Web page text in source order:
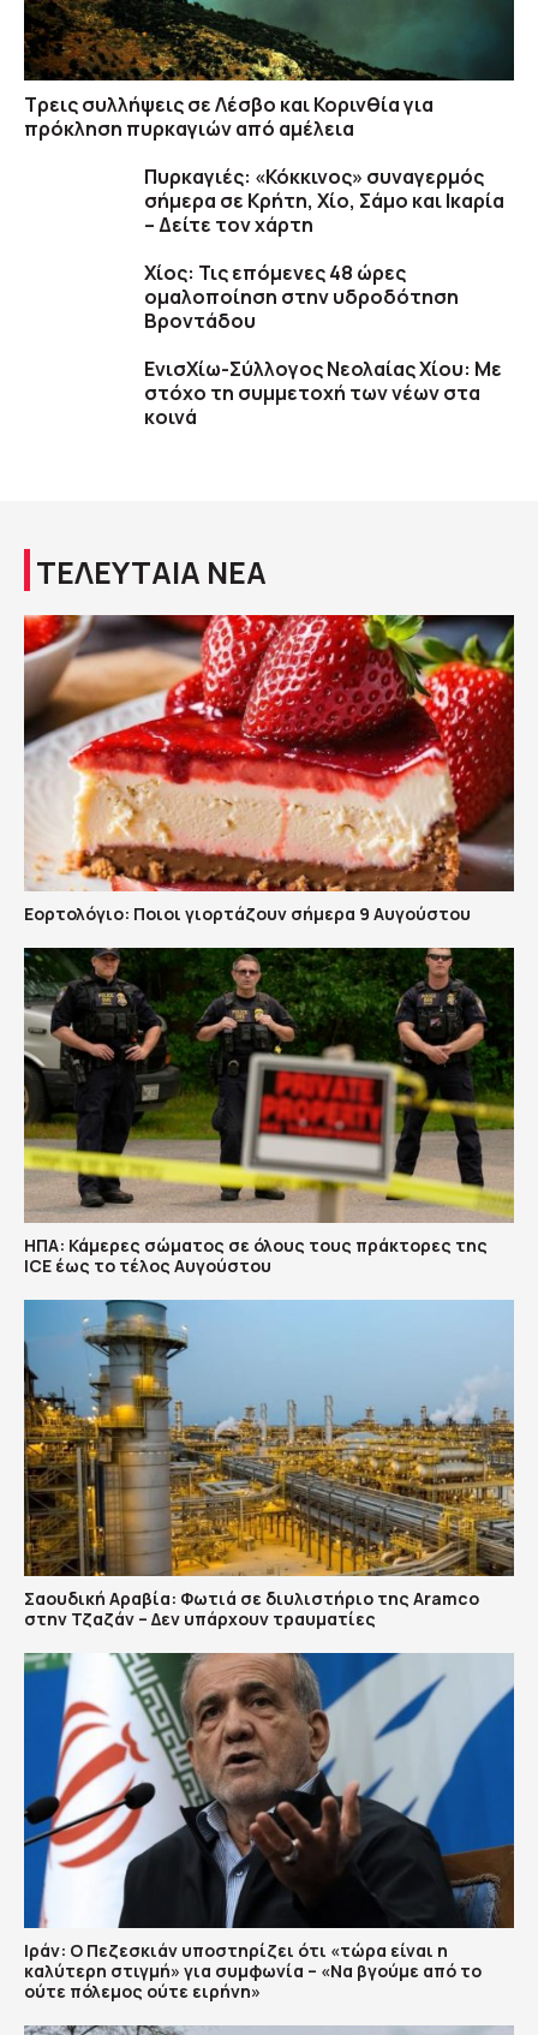
Τρεις συλλήψεις σε Λέσβο και Κορινθία για
πρόκληση πυρκαγιών από αμέλεια
Πυρκαγιές: «Κόκκινος» συναγερμός
σήμερα σε Κρήτη, Χίο, Σάμο και Ικαρία
– Δείτε τον χάρτη
Χίος: Τις επόμενες 48 ώρες
ομαλοποίηση στην υδροδότηση
Βροντάδου
ΕνισΧίω-Σύλλογος Νεολαίας Χίου: Με
στόχο τη συμμετοχή των νέων στα
κοινά
ΤΕΛΕΥΤΑΙΑ ΝΕΑ
Εορτολόγιο: Ποιοι γιορτάζουν σήμερα 9 Αυγούστου
ΗΠΑ: Κάμερες σώματος σε όλους τους πράκτορες της
ICE έως το τέλος Αυγούστου
Σαουδική Αραβία: Φωτιά σε διυλιστήριο της Aramco
στην Τζαζάν – Δεν υπάρχουν τραυματίες
Ιράν: Ο Πεζεσκιάν υποστηρίζει ότι «τώρα είναι η
καλύτερη στιγμή» για συμφωνία – «Να βγούμε από το
ούτε πόλεμος ούτε ειρήνη»